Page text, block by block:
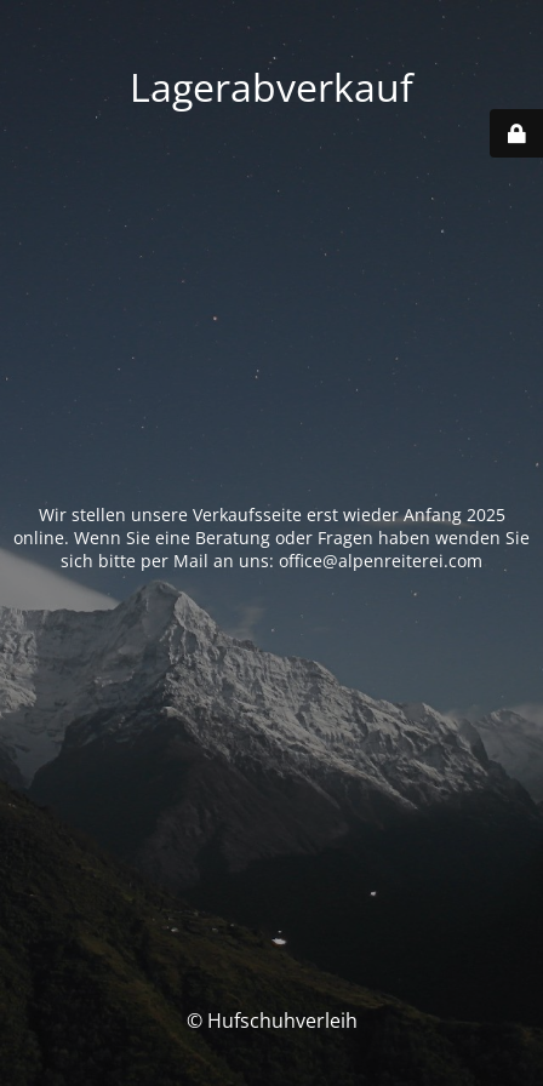
Lagerabverkauf
Wir stellen unsere Verkaufsseite erst wieder Anfang 2025
online. Wenn Sie eine Beratung oder Fragen haben wenden Sie
sich bitte per Mail an uns: office@alpenreiterei.com
© Hufschuhverleih